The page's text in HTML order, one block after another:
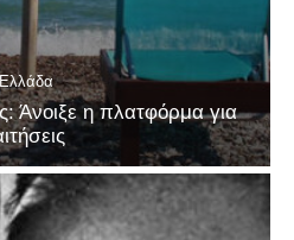
Άνοιξε η πλατφόρμα για